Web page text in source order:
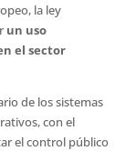
la ley
un uso
el sector
de los sistemas
con el
el control público